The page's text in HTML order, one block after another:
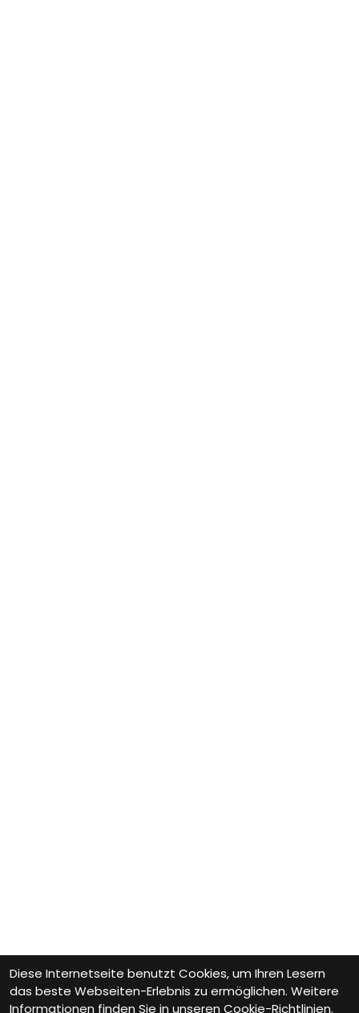
Diese Internetseite benutzt Cookies, um Ihren Lesern
das beste Webseiten-Erlebnis zu ermöglichen. Weitere
Informationen finden Sie in unseren Cookie-Richtlinien.